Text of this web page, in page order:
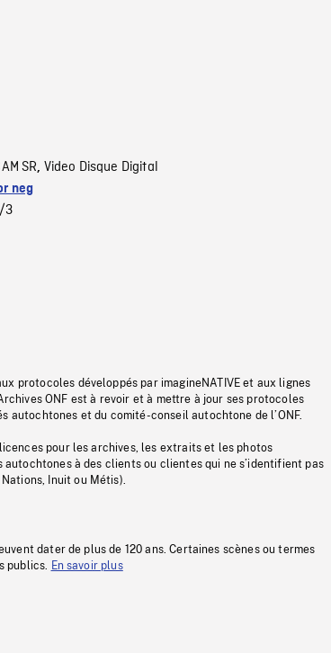
SR, Video Disque Digital
neg
3
protocoles développés par imagineNATIVE et aux lignes
ONF est à revoir et à mettre à jour ses protocoles
autochtones et du comité-conseil autochtone de l’ONF.
pour les archives, les extraits et les photos
à des clients ou clientes qui ne s’identifient pas
Inuit ou Métis).
dater de plus de 120 ans. Certaines scènes ou termes
publics.
En savoir plus